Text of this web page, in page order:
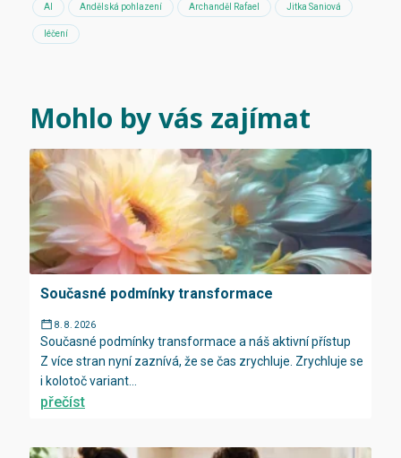
AI Andělská pohlazení Archanděl Rafael Jitka Saniová
léčení
Mohlo by vás zajímat
Současné podmínky transformace
8. 8. 2026
Současné podmínky transformace a náš aktivní přístup
Z více stran nyní zaznívá, že se čas zrychluje. Zrychluje se
i kolotoč variant...
přečíst